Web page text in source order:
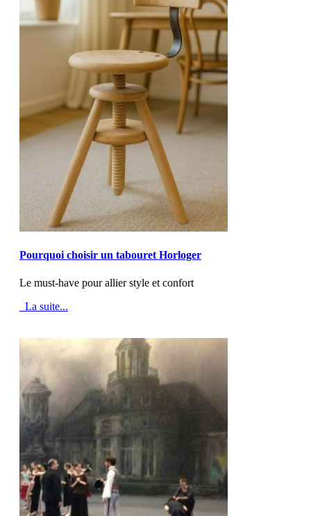
Pourquoi choisir un tabouret Horloger
Le must-have pour allier style et confort
La suite...